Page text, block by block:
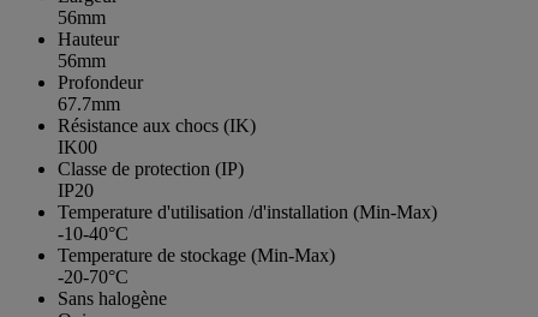
56mm
Hauteur
56mm
Profondeur
67.7mm
Résistance aux chocs (IK)
IK00
Classe de protection (IP)
IP20
Temperature d'utilisation /d'installation (Min-Max)
-10-40°C
Temperature de stockage (Min-Max)
-20-70°C
Sans halogène